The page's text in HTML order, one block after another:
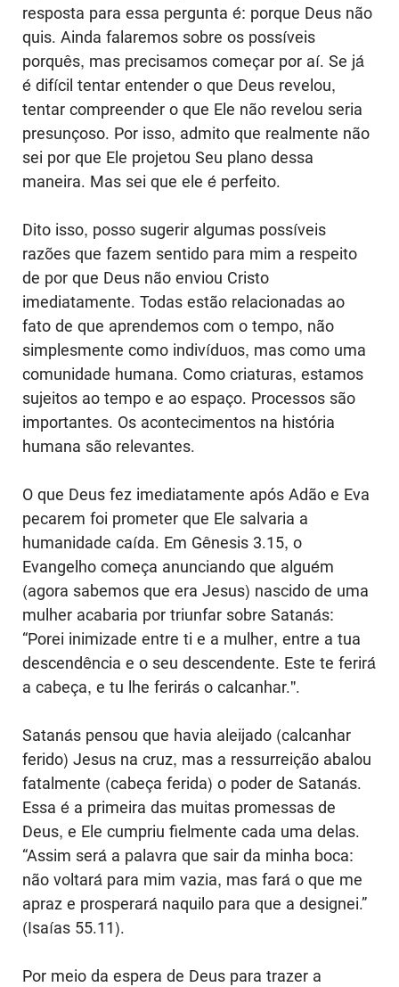
resposta para essa pergunta é: porque Deus não
quis. Ainda falaremos sobre os possíveis
porquês, mas precisamos começar por aí. Se já
é difícil tentar entender o que Deus revelou,
tentar compreender o que Ele não revelou seria
presunçoso. Por isso, admito que realmente não
sei por que Ele projetou Seu plano dessa
maneira. Mas sei que ele é perfeito.
Dito isso, posso sugerir algumas possíveis
razões que fazem sentido para mim a respeito
de por que Deus não enviou Cristo
imediatamente. Todas estão relacionadas ao
fato de que aprendemos com o tempo, não
simplesmente como indivíduos, mas como uma
comunidade humana. Como criaturas, estamos
sujeitos ao tempo e ao espaço. Processos são
importantes. Os acontecimentos na história
humana são relevantes.
O que Deus fez imediatamente após Adão e Eva
pecarem foi prometer que Ele salvaria a
humanidade caída. Em Gênesis 3.15, o
Evangelho começa anunciando que alguém
(agora sabemos que era Jesus) nascido de uma
mulher acabaria por triunfar sobre Satanás:
“Porei inimizade entre ti e a mulher, entre a tua
descendência e o seu descendente. Este te ferirá
a cabeça, e tu lhe ferirás o calcanhar.".
Satanás pensou que havia aleijado (calcanhar
ferido) Jesus na cruz, mas a ressurreição abalou
fatalmente (cabeça ferida) o poder de Satanás.
Essa é a primeira das muitas promessas de
Deus, e Ele cumpriu fielmente cada uma delas.
“Assim será a palavra que sair da minha boca:
não voltará para mim vazia, mas fará o que me
apraz e prosperará naquilo para que a designei.”
(Isaías 55.11).
Por meio da espera de Deus para trazer a